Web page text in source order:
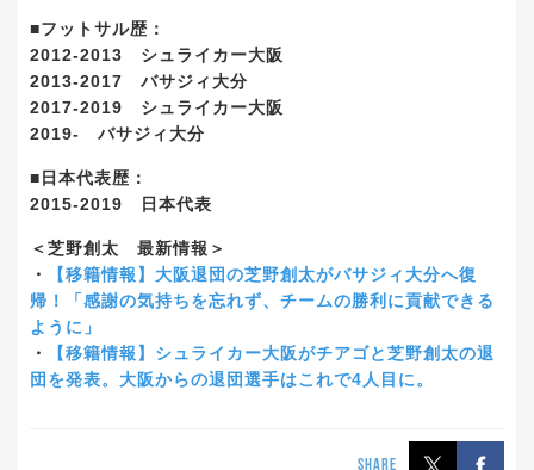
■フットサル歴：
2012-2013 シュライカー大阪
2013-2017 バサジィ大分
2017-2019 シュライカー大阪
2019- バサジィ大分
■日本代表歴：
2015-2019 日本代表
＜芝野創太 最新情報＞
・
【移籍情報】大阪退団の芝野創太がバサジィ大分へ復
帰！「感謝の気持ちを忘れず、チームの勝利に貢献できる
ように」
・
【移籍情報】シュライカー大阪がチアゴと芝野創太の退
団を発表。大阪からの退団選手はこれで4人目に。
SHARE